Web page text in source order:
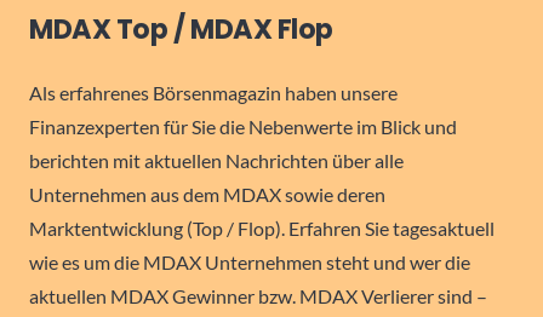
MDAX Top / MDAX Flop
Als erfahrenes Börsenmagazin haben unsere
Finanzexperten für Sie die Nebenwerte im Blick und
berichten mit aktuellen Nachrichten über alle
Unternehmen aus dem MDAX sowie deren
Marktentwicklung (Top / Flop). Erfahren Sie tagesaktuell
wie es um die MDAX Unternehmen steht und wer die
aktuellen MDAX Gewinner bzw. MDAX Verlierer sind –